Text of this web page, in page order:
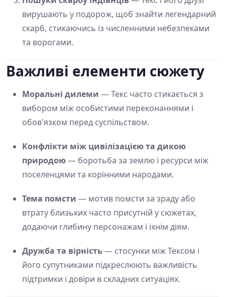
вирушають у подорож, щоб знайти легендарний
скарб, стикаючись із численними небезпеками
та ворогами.
Важливі елементи сюжету
Моральні дилеми — Текс часто стикається з
вибором між особистими переконаннями і
обов'язком перед суспільством.
Конфлікти між цивілізацією та дикою
природою— боротьба за землю і ресурси між
поселенцями та корінними народами.
Тема помсти — мотив помсти за зраду або
втрату близьких часто присутній у сюжетах,
додаючи глибину персонажам і їхнім діям.
Дружба та вірність— стосунки між Тексом і
його супутниками підкреслюють важливість
підтримки і довіри в складних ситуаціях.